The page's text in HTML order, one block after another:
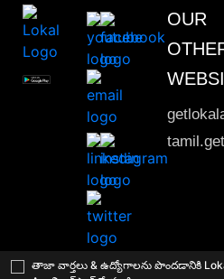
తాజా వార్తలు & ఉద్యోగాలను పొందడానికి
OUR